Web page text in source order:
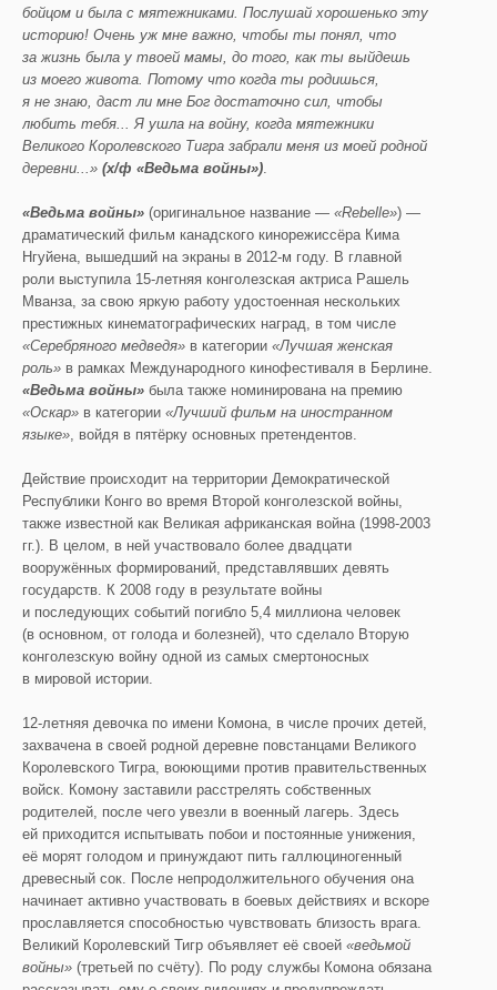
бойцом и была с мятежниками. Послушай хорошенько эту
историю! Очень уж мне важно, чтобы ты понял, что
зажизнь была у твоей мамы, до того, как ты выйдешь
из моего живота. Потому что когда ты родишься,
я не знаю, даст ли мне Бог достаточно сил, чтобы
любить тебя... Я ушла на войну, когда мятежники
Великого Королевского Тигра забрали меня из моей родной
деревни...» (х/ф «Ведьма войны»).
«Ведьма войны» (оригинальное название — «Rebelle») —
драматический фильм канадского кинорежиссёра Кима
Нгуйена, вышедший на экраны в 2012-м году. В главной
роли выступила 15-летняя конголезская актриса Рашель
Мванза, за свою яркую работу удостоенная нескольких
престижных кинематографических наград, в том числе
«Серебряного медведя» в категории «Лучшая женская
роль» в рамках Международного кинофестиваля в Берлине.
«Ведьма войны» была также номинирована на премию
«Оскар» в категории «Лучший фильм на иностранном
языке», войдя в пятёрку основных претендентов.
Действие происходит на территории Демократической
Республики Конго во время Второй конголезской войны,
также известной как Великая африканская война (1998-2003
гг.). В целом, в ней участвовало более двадцати
вооружённых формирований, представлявших девять
государств. К 2008 году в результате войны
и последующих событий погибло 5,4 миллиона человек
(в основном, от голода и болезней), что сделало Вторую
конголезскую войну одной из самых смертоносных
в мировой истории.
12-летняя девочка по имени Комона, в числе прочих детей,
захвачена в своей родной деревне повстанцами Великого
Королевского Тигра, воюющими против правительственных
войск. Комону заставили расстрелять собственных
родителей, после чего увезли в военный лагерь. Здесь
ей приходится испытывать побои и постоянные унижения,
её морят голодом и принуждают пить галлюциногенный
древесный сок. После непродолжительного обучения она
начинает активно участвовать в боевых действиях и вскоре
прославляется способностью чувствовать близость врага.
Великий Королевский Тигр объявляет её своей «ведьмой
войны» (третьей по счёту). По роду службы Комона обязана